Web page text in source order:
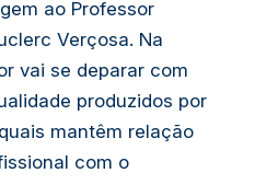
ao Professor
Verçosa. Na
vai se deparar com
produzidos por
mantêm relação
com o